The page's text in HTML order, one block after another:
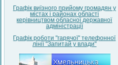
Графік виїзного прийому громадян у
містах і районах області
керівництвом обласної державної
адміністрації
Графік роботи "гарячої" телефонної
лінії "Запитай у влади"